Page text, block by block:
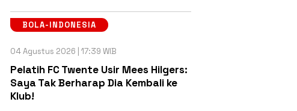
BOLA-INDONESIA
04 Agustus 2026 | 17:39 WIB
Pelatih FC Twente Usir Mees Hilgers:
Saya Tak Berharap Dia Kembali ke
Klub!